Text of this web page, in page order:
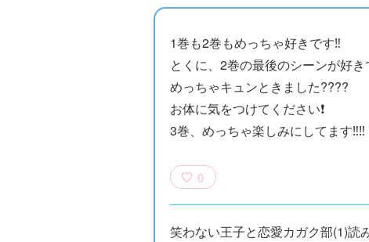
1巻も2巻もめっちゃ好きです‼️
とくに、2巻の最後のシーンが好き
めっちゃキュンときました????
お体に気をつけてください❗️
3巻、めっちゃ楽しみにしてます‼️‼️
0
笑わない王子と恋愛カガク部(1)読